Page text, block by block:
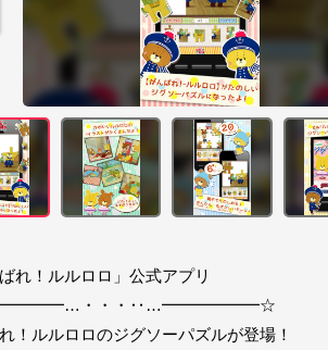
れ！ルルロロ」公式アプリ
・・・‥…━━━━━━☆
！ルルロロのジグソーパズルが登場！